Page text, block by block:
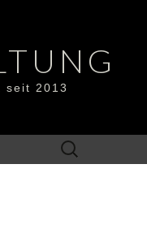
seit 2013
Suchen
nach: